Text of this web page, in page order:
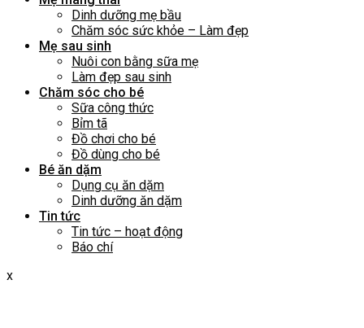
Dinh dưỡng mẹ bầu
Chăm sóc sức khỏe – Làm đẹp
Mẹ sau sinh
Nuôi con bằng sữa mẹ
Làm đẹp sau sinh
Chăm sóc cho bé
Sữa công thức
Bỉm tã
Đồ chơi cho bé
Đồ dùng cho bé
Bé ăn dặm
Dụng cụ ăn dặm
Dinh dưỡng ăn dặm
Tin tức
Tin tức – hoạt động
Báo chí
x